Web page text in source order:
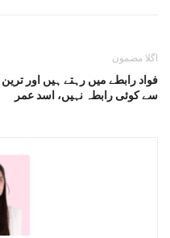
اگلا مضمون
فواد رابطے میں رہتے ہیں اور ترین
سے کوئی رابطہ نہیں، اسد عمر